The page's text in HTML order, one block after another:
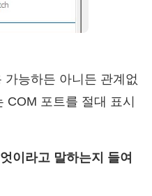
능하든 아니든 관계없
COM 포트를 절대 표시
이라고 말하는지 들여